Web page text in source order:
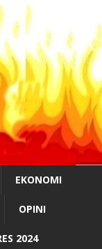
EKONOMI
OPINI
2024